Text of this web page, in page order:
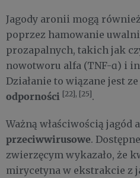
Jagody aronii mogą
poprzez hamowanie
prozapalnych, takich jak
nowotworu alfa (TNF-ɑ) i
Działanie to wiązane jest ze
odporności [22], [25] .
Ważną właściwością jagód
przeciwwirusowe.
zwierzęcym wykazało, że
mirycetyna w ekstrakcie z